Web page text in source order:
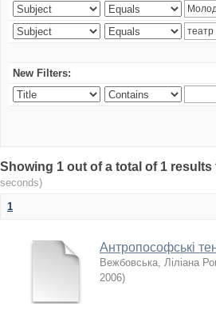
New Filters:
Showing 1 out of a total of 1
seconds)
1
Антропософські
Вежбовська, Ліліана
2006)